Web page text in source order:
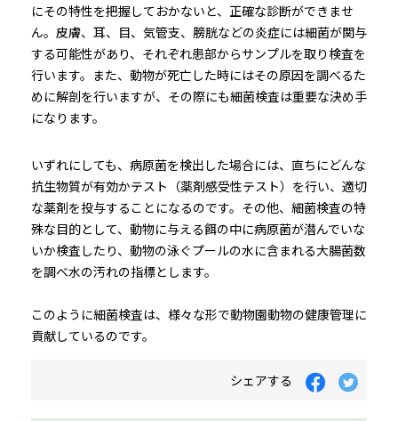
にその特性を把握しておかないと、正確な診断ができませ
ん。皮膚、耳、目、気管支、膀胱などの炎症には細菌が関与
する可能性があり、それぞれ患部からサンプルを取り検査を
行います。また、動物が死亡した時にはその原因を調べるた
めに解剖を行いますが、その際にも細菌検査は重要な決め手
になります。
いずれにしても、病原菌を検出した場合には、直ちにどんな
抗生物質が有効かテスト（薬剤感受性テスト）を行い、適切
な薬剤を投与することになるのです。その他、細菌検査の特
殊な目的として、動物に与える餌の中に病原菌が潜んでいな
いか検査したり、動物の泳ぐプールの水に含まれる大腸菌数
を調べ水の汚れの指標とします。
このように細菌検査は、様々な形で動物園動物の健康管理に
貢献しているのです。
シェアする